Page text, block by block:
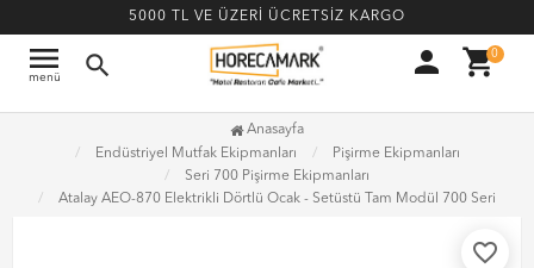
5000 TL VE ÜZERİ ÜCRETSİZ KARGO
menu
menü search person shopping_cart0
Anasayfa
Endüstriyel Mutfak Ekipmanları
Pişirme Ekipmanları
Seri 700 Pişirme Ekipmanları
Atalay AEO-870 Elektrikli Dörtlü Ocak - Setüstü Tam Modül 700 Seri
favorite_border